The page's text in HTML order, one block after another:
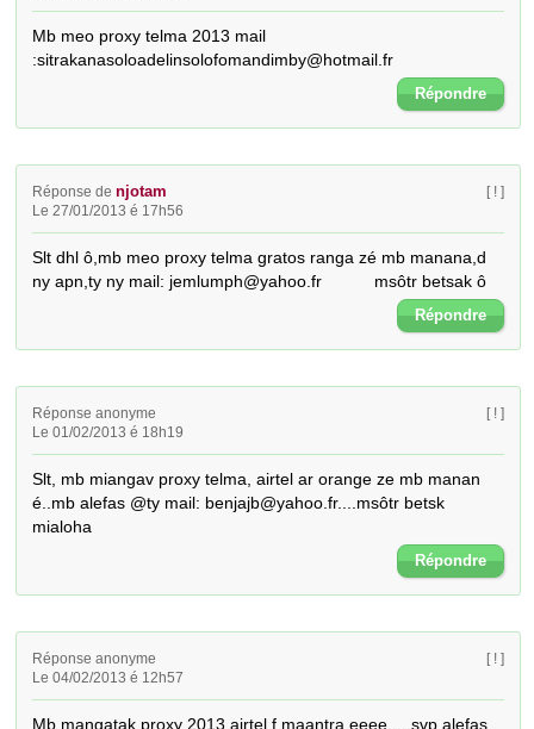
Mb meo proxy telma 2013 mail
:sitrakanasoloadelinsolofomandimby@hotmail.fr
Répondre
Réponse denjotam
Le 27/01/2013 é 17h56
[ ! ]
Slt dhl ô,mb meo proxy telma gratos ranga zé mb manana,d
ny apn,ty ny mail: jemlumph@yahoo.fr           msôtr betsak ô
Répondre
Réponse anonyme
Le 01/02/2013 é 18h19
[ ! ]
Slt, mb miangav proxy telma, airtel ar orange ze mb manan
é..mb alefas @ty mail: benjajb@yahoo.fr....msôtr betsk
mialoha
Répondre
Réponse anonyme
Le 04/02/2013 é 12h57
[ ! ]
Mb mangatak proxy 2013 airtel f maantra eeee.....svp alefas